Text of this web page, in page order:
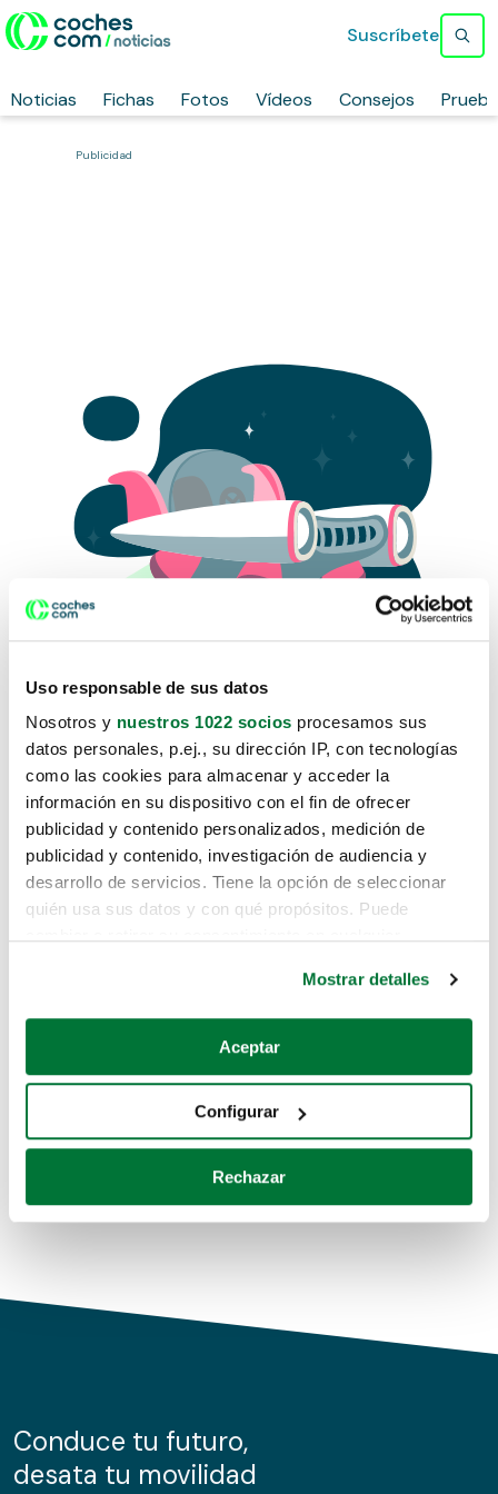
Uso responsable de sus datos
Nosotros y nuestros 1022 socios procesamos sus
datos personales, p.ej., su dirección IP, con tecnologías
como las cookies para almacenar y acceder la
información en su dispositivo con el fin de ofrecer
publicidad y contenido personalizados, medición de
publicidad y contenido, investigación de audiencia y
desarrollo de servicios. Tiene la opción de seleccionar
quién usa sus datos y con qué propósitos. Puede
Si lo permite, también quisiéramos:
Recopilar información sobre su ubicación geográfica
Identificar su dispositivo analizándolo activamente
para buscar características específicas (huellas
Obtenga más información sobre cómo se procesan sus
de cookies.
información sobre el uso que haga del sitio web con
nuestros partners de redes sociales, publicidad y análisis
Mostrar detalles
Aceptar
Configurar
Rechazar
Noticias Fichas Fotos Vídeos Consejos
Suscríbete
Publicidad
Lo sentimos, no sabemos como
te hemos traido hasta aquí.
Pero puedes encontrar el coche que estás
buscando en alguno de estos enlaces:
Coches de segunda mano
Coches de km0
Conduce tu futuro,
desata tu movilidad